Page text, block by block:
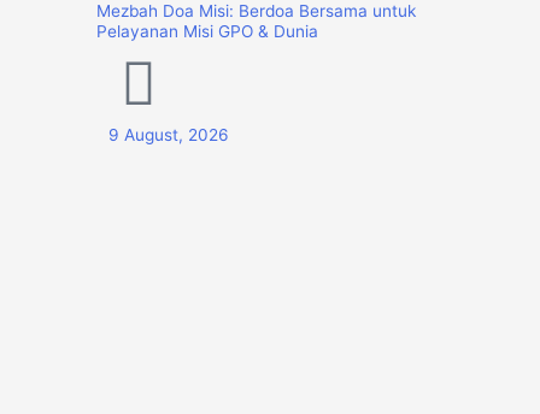
Mezbah Doa Misi: Berdoa Bersama untuk
Pelayanan Misi GPO & Dunia
9 August, 2026